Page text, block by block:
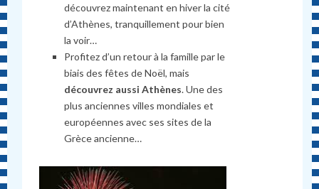
découvrez maintenant en hiver la cité
d’Athènes, tranquillement pour bien
la voir…
Profitez d’un retour à la famille par le
biais des fêtes de Noël, mais
découvrez aussi Athènes. Une des
plus anciennes villes mondiales et
européennes avec ses sites de la
Grèce ancienne…